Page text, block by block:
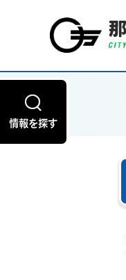
情報を探す